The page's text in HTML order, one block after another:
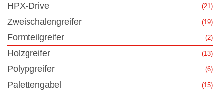
HPX-Drive (21)
Zweischalengreifer (19)
Formteilgreifer (2)
Holzgreifer (13)
Polypgreifer (6)
Palettengabel (15)